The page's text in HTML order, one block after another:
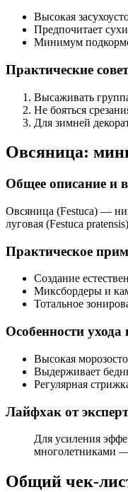
Высокая
Предпочитает
Минимум
Практические
Высаживать
Не бояться
Для зимней
Овсяница:
Общее описание и
Овсяница (Festuca) —
луговая (Festuca
Практическое
Создание
Миксбордеры и
Тотальное
Особенности
Высокая
Выдерживает
Регулярная
Лайфхак от
Для усиления
многолетниками —
Общий чек-